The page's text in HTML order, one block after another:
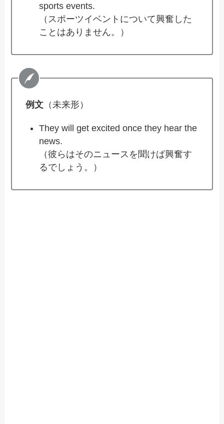
sports events.
（スポーツイベントについて興奮した
ことはありません。）
例文 （未来形）
They will get excited once they hear the
news.
（彼らはそのニュースを聞けば興奮す
るでしょう。）